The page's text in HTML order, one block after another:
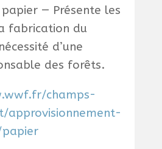
— Présente les
fabrication du
d’une
des forêts.
champs-
approvisionnement-